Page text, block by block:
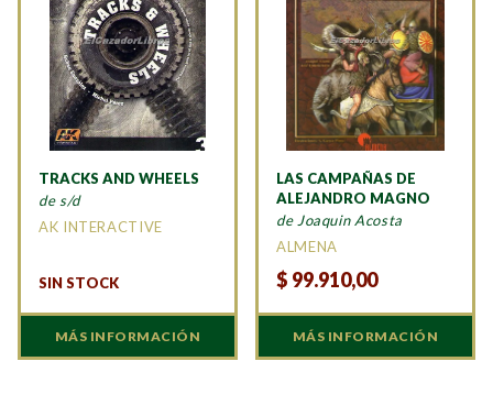
TRACKS AND WHEELS
de s/d
AK INTERACTIVE
SIN STOCK
MÁS INFORMACIÓN
LAS CAMPAÑAS DE
ALEJANDRO MAGNO
de Joaquin Acosta
ALMENA
$ 99.910,00
MÁS INFORMACIÓN